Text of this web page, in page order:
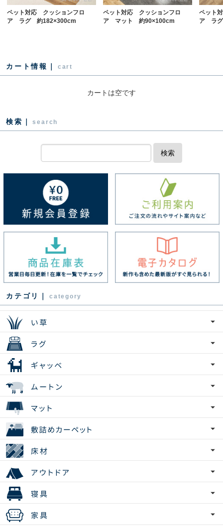
ペット対応 クッションフロ
ア ラグ 約182×300cm
ペット対応 クッションフロ
ア マット 約90×100cm
ペット
ア ラ
カート情報｜ cart
カートは空です
検索｜ search
検索
カテゴリ｜ category